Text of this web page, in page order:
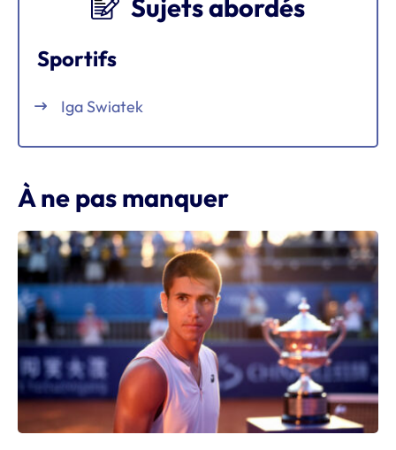
Sujets abordés
Sportifs
Iga Swiatek
À ne pas manquer